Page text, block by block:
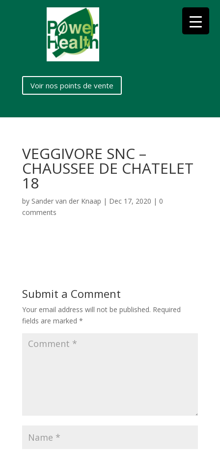
Voir nos points de vente
VEGGIVORE SNC –
CHAUSSEE DE CHATELET
18
by Sander van der Knaap | Dec 17, 2020 | 0
comments
Submit a Comment
Your email address will not be published. Required
fields are marked *